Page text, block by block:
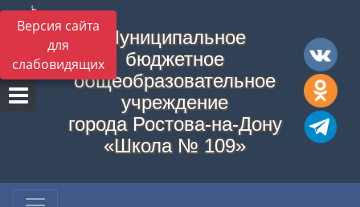
Версия сайта
для
слабовидящих
Муниципальное
бюджетное
общеобразовательное
учреждение
города Ростова-на-Дону
«Школа № 109»